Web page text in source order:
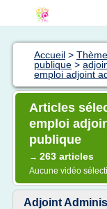
Accueil >
publique >
emploi adjoint
Articles
emploi
publique
→ 263 articles
Aucune vidéo
Adjoint